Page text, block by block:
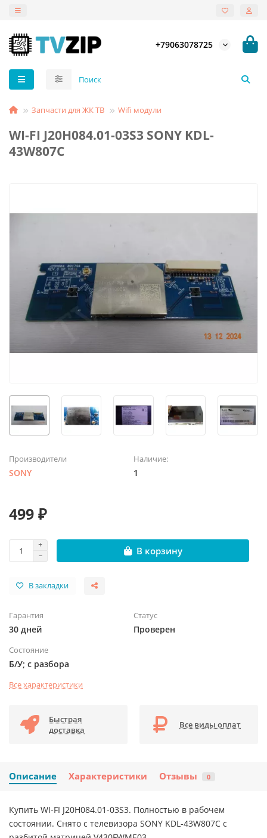
+79063078725
Запчасти для ЖК ТВ Wifi модули
WI-FI J20H084.01-03S3 SONY KDL-
43W807C
Производители
SONY
Наличие:
1
499 ₽
В корзину
В закладки
Гарантия
30 дней
Статус
Проверен
Состояние
Б/У; с разбора
Все характеристики
Быстрая
доставка
Все виды оплат
Описание Характеристики Отзывы 0
Купить WI-FI J20H084.01-03S3. Полностью в рабочем
состоянии. Снято с телевизора SONY KDL-43W807C с